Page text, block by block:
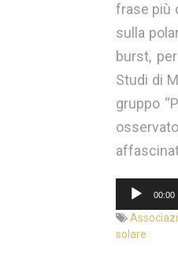
frase più
sulla
burst,
Studi di
gruppo
Audio
Player
00:00
solare